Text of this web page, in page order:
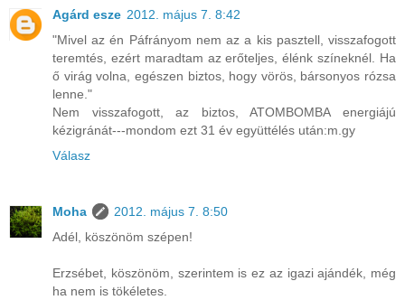
Agárd esze 2012. május 7. 8:42
"Mivel az én Páfrányom nem az a kis pasztell, visszafogott
teremtés, ezért maradtam az erőteljes, élénk színeknél. Ha
ő virág volna, egészen biztos, hogy vörös, bársonyos rózsa
lenne."
Nem visszafogott, az biztos, ATOMBOMBA energiájú
kézigránát---mondom ezt 31 év együttélés után:m.gy
Válasz
Moha
2012. május 7. 8:50
Adél, köszönöm szépen!
Erzsébet, köszönöm, szerintem is ez az igazi ajándék, még
ha nem is tökéletes.